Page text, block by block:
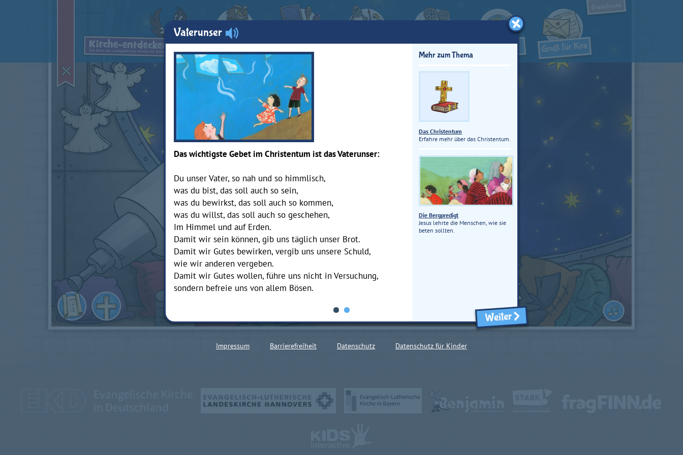
Vaterunser
Das wichtigste Gebet im Christentum ist das Vaterunser:
Du unser Vater, so nah und so himmlisch,
was du bist, das soll auch so sein,
was du bewirkst, das soll auch so kommen,
was du willst, das soll auch so geschehen,
Im Himmel und auf Erden.
Damit wir sein können, gib uns täglich unser Brot.
Damit wir Gutes bewirken, vergib uns unsere Schuld,
wie wir anderen vergeben.
Damit wir Gutes wollen, führe uns nicht in Versuchung,
sondern befreie uns von allem Bösen.
Weiter
Mehr zum Thema
Das Christentum
Erfahre mehr über das Christentum.
Die Bergpredigt
Jesus lehrte die Menschen, wie sie
beten sollten.
Impressum Barrierefreiheit Datenschutz Datenschutz für Kinder